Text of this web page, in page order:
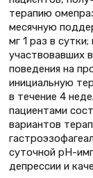
терапию
месячную
мг 1 раз в
участвовавших
поведения на
инициальную
в течение 4
пациентами
вариантов
суточной рН-
депрессии и